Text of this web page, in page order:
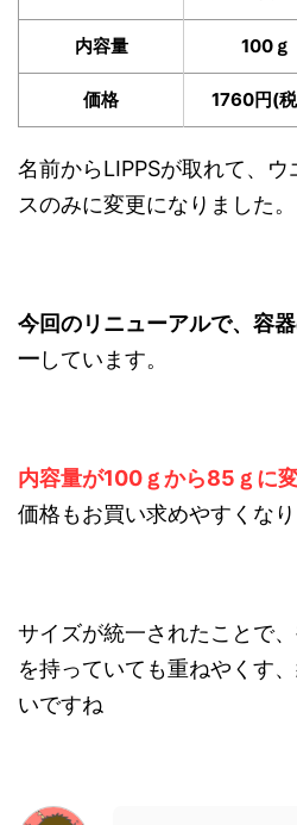
内容量 100ｇ
価格 1760円(
名前からLIPPSが取れて、
スのみに変更になりました。
今回のリニューアルで、容
一しています。
内容量が100ｇから85ｇに
価格もお買い求めやすくなり
サイズが統一されたことで
を持っていても重ねやくす
いですね